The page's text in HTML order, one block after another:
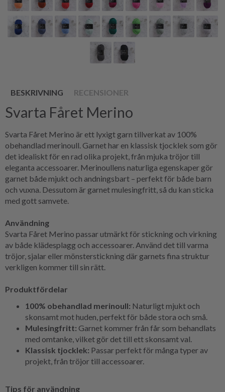
BESKRIVNING RECENSIONER
Svarta Fåret Merino
Svarta Fåret Merino är ett lyxigt garn tillverkat av 100%
obehandlad merinoull. Garnet har en klassisk tjocklek som gör
det idealiskt för en rad olika projekt, från mjuka tröjor till
eleganta accessoarer. Merinoullens naturliga egenskaper gör
garnet både mjukt och andningsbart – perfekt för både barn
och vuxna. Dessutom är garnet mulesingfritt, så du kan sticka
med gott samvete.
Användning
Svarta Fåret Merino passar utmärkt för stickning och virkning
av både klädesplagg och accessoarer. Använd det till varma
tröjor, sjalar eller mönsterstickning där garnets fina struktur
verkligen kommer till sin rätt.
Produktfördelar
100% obehandlad merinoull: Naturligt mjukt och
skonsamt mot huden, perfekt för både stora och små.
Mulesingfritt: Garnet kommer från får som behandlats
med omtanke, vilket gör det till ett skonsamt val.
Klassisk tjocklek: Passar perfekt för många typer av
projekt, från tröjor till accessoarer.
Tips för användning